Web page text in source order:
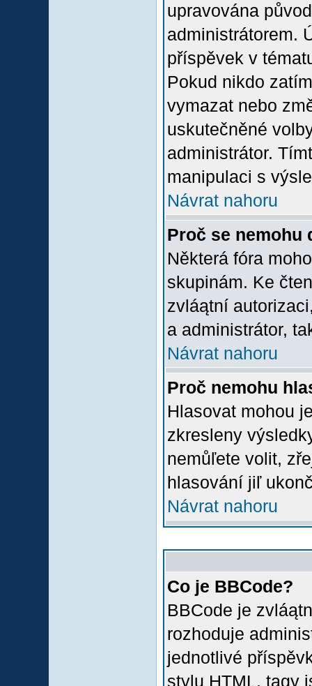
upravována
administrátorem.
příspěvek v
Pokud nikdo
vymazat nebo
uskutečněné
administrátor.
manipulaci s
Návrat nahoru
Proč se nemohu
Některá fóra
skupinám. Ke
zvláątní
a administrátor,
Návrat nahoru
Proč nemohu
Hlasovat mohou
zkresleny
nemůľete volit,
hlasování jiľ
Návrat nahoru
Co je BBCode?
BBCode je
rozhoduje
jednotlivé
stylu HTML, tagy